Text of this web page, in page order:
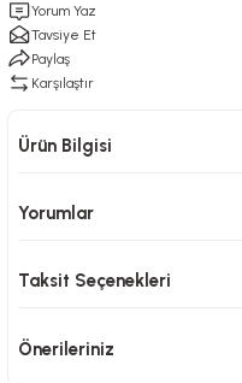
Yorum Yaz
Tavsiye Et
Paylaş
Karşılaştır
Ürün Bilgisi
Yorumlar
Taksit Seçenekleri
Önerileriniz